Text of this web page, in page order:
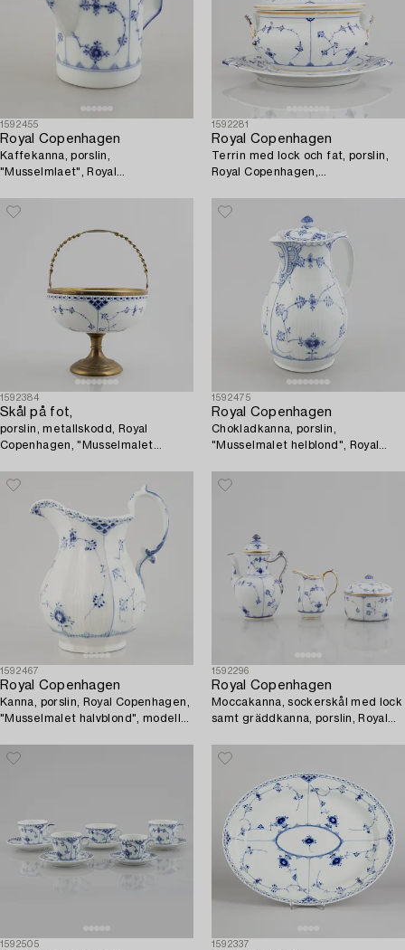
1592455
Royal Copenhagen
Kaffekanna, porslin,
"Musselmlaet", Royal
2065, 1898-1923.
1592281
Royal Copenhagen
Terrin med lock och fat, porslin,
Royal Copenhagen,
modellnummer 463, 1893-1900,
terrinen 1850-90.
1592384
Skål på fot,
porslin, metallskodd, Royal
Copenhagen, "Musselmalet
1592475
Royal Copenhagen
Chokladkanna, porslin,
"Musselmalet helblond", Royal
1592467
Royal Copenhagen
Kanna, porslin, Royal Copenhagen,
"Musselmalet halvblond", modell
1592296
Royal Copenhagen
Moccakanna, sockerskål med lock
samt gräddkanna, porslin, Royal
1800-tal.
1592505 1592337